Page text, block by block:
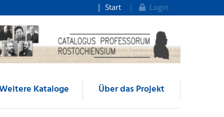
Start Login
Kataloge Über das Projekt